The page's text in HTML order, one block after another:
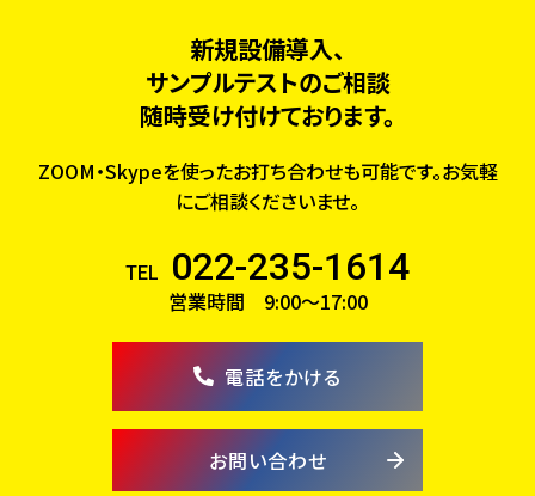
新規設備導入、
サンプルテストのご相談
随時受け付けております。
ZOOM・Skypeを使ったお打ち合わせも可能です。お気軽
にご相談くださいませ。
TEL 022-235-1614
営業時間 9:00～17:00
電話をかける
お問い合わせ